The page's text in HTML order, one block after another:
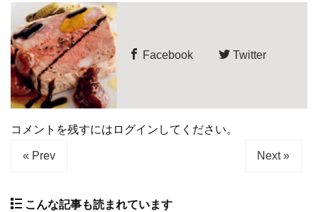
Facebook Twitter
コメントを残すにはログインしてください。
« Prev Next »
こんな記事も読まれています